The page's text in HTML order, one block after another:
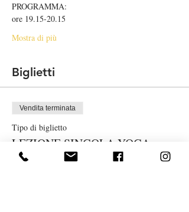
PROGRAMMA:
ore 19.15-20.15
Mostra di più
Biglietti
Vendita terminata
Tipo di biglietto
LEZIONE SINGOLA YOGA
APRILE